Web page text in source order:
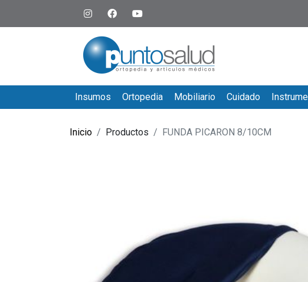
Insumos Ortopedia Mobiliario Cuidado
Inicio Productos FUNDA PICARON 8/10CM